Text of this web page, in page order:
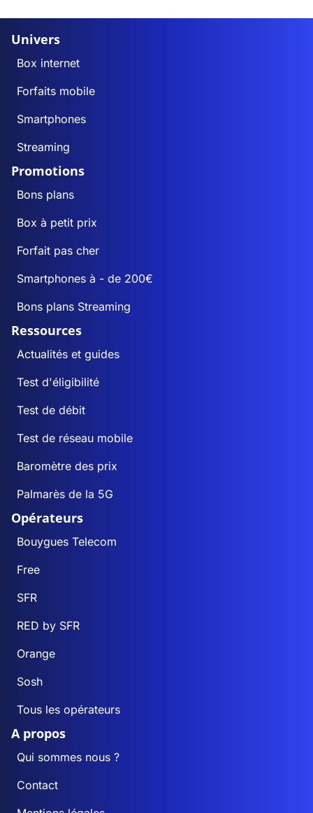
Univers
Box internet
Forfaits mobile
Smartphones
Streaming
Promotions
Bons plans
Box à petit prix
Forfait pas cher
Smartphones à - de 200€
Bons plans Streaming
Ressources
Actualités et guides
Test d'éligibilité
Test de débit
Test de réseau mobile
Baromètre des prix
Palmarès de la 5G
Opérateurs
Bouygues Telecom
Free
SFR
RED by SFR
Orange
Sosh
Tous les opérateurs
A propos
Qui sommes nous ?
Contact